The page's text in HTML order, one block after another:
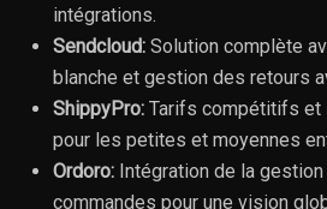
intégrations.
Sendcloud: Solution complète
blanche et gestion des retours
ShippyPro: Tarifs compétitifs et
pour les petites et moyennes
Ordoro: Intégration de la
commandes pour une vision